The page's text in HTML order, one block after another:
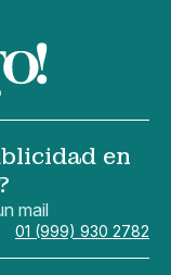
en
mail
01 (999) 930 2782